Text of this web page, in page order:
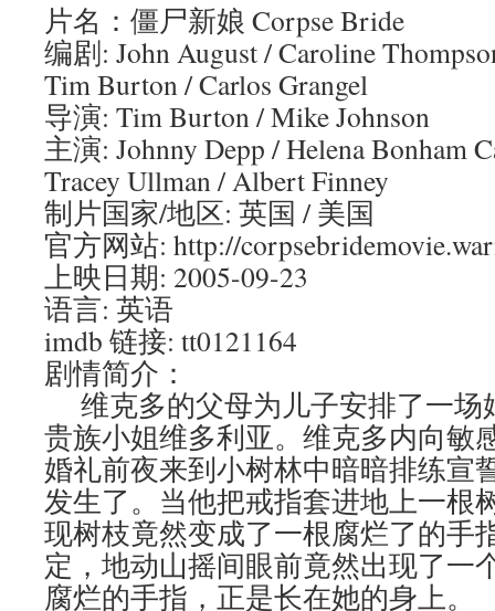
片名：僵尸新娘 Corpse Bride
编剧: John August / Caroline
Tim Burton / Carlos Grangel
导演: Tim Burton / Mike Johnson
主演: Johnny Depp / Helena Bonham
Tracey Ullman / Albert Finney
制片国家/地区: 英国 / 美国
官方网站: http://
上映日期: 2005-09-23
语言: 英语
imdb 链接: tt0121164
剧情简介：
维克多的父母为儿子安排了一场
贵族小姐维多利亚。维克多内向敏
婚礼前夜来到小树林中暗暗排练宣
发生了。当他把戒指套进地上一根
现树枝竟然变成了一根腐烂了的手
定，地动山摇间眼前竟然出现了一
腐烂的手指，正是长在她的身上。